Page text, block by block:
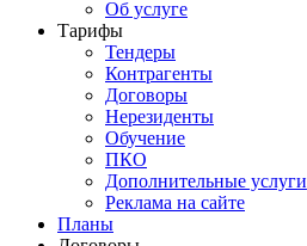
Об услуге
Тарифы
Тендеры
Контрагенты
Договоры
Нерезиденты
Обучение
ПКО
Дополнительные услуги
Реклама на сайте
Планы